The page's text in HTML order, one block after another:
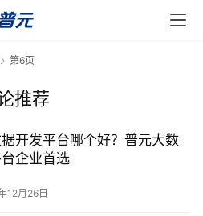
第6页
推荐
开发平台哪个好？普元大数
企业首选
12月26日